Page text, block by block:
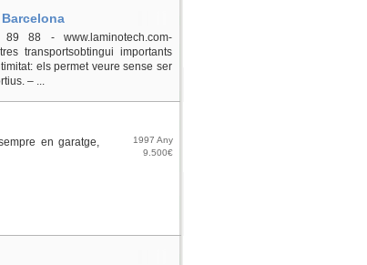
88 - www.laminotech.com-
transportsobtingui importants
els permet veure sense ser
– ...
en garatge,
1997 Any
9.500€